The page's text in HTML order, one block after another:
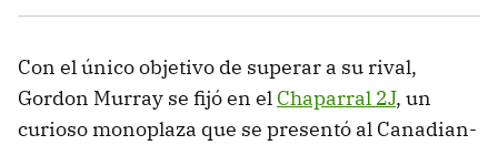
Con el único objetivo de superar a su rival,
Gordon Murray se fijó en el Chaparral 2J, un
curioso monoplaza que se presentó al Canadian-